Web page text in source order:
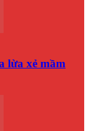
lừa xẻ mầm